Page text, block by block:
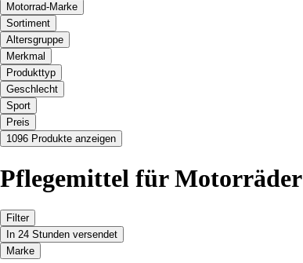
Motorrad-Marke
Sortiment
Altersgruppe
Merkmal
Produkttyp
Geschlecht
Sport
Preis
1096 Produkte anzeigen
Pflegemittel für Motorräder
Filter
In 24 Stunden versendet
Marke